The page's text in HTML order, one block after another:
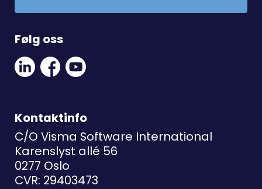
Følg oss
Linkedin
Social
Link
Facebook
Social
Link
Youtube
Link
Kontaktinfo
C/O Visma Software International
Karenslyst allé 56
0277 Oslo
CVR: 29403473